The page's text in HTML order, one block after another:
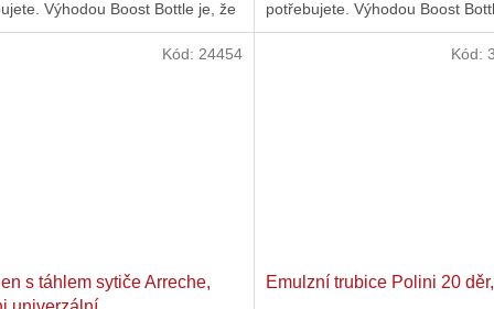
Výhodou Boost Bottle je, že
není...
potřebujete. Výhodou Boost
směs již není...
s táhlem sytiče Arreche,
Kód: 24454
Emulzní trubice Polini 20
Kód: